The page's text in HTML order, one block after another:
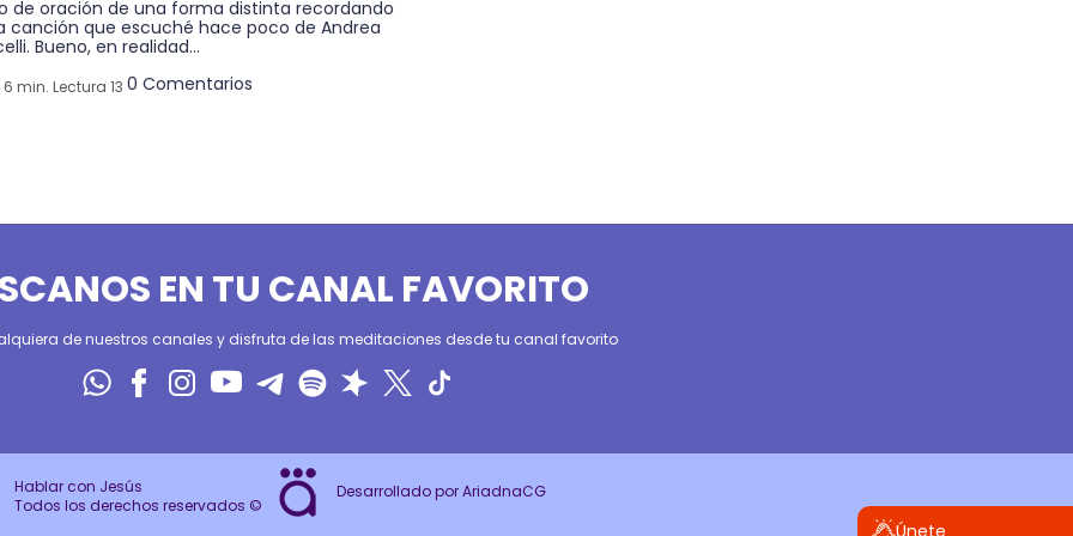
de oración de una forma distinta recordando
canción que escuché hace poco de Andrea
Bueno, en realidad...
6 min. Lectura 13 0 Comentarios
EN TU CANAL FAVORITO
de nuestros canales y disfruta de las meditaciones desde tu canal favorito
Hablar con Jesús
Todos los derechos reservados ©
Desarrollado por AriadnaCG
Únete